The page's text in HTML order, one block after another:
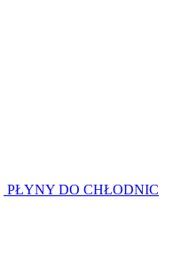
PŁYNY DO CHŁODNIC